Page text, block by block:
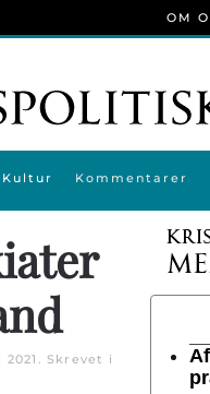
Kultur Kommentarer
OM
. Skrevet i